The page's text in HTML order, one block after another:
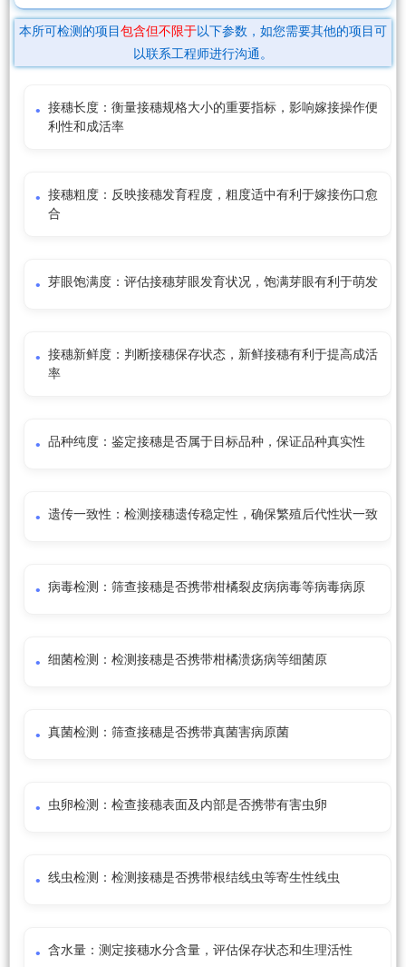
本所可检测的项目 包含但不限于以下参数，如您需要其他的项目可
以联系工程师进行沟通。
接穗长度：衡量接穗规格大小的重要指标，影响嫁接操作便
利性和成活率
接穗粗度：反映接穗发育程度，粗度适中有利于嫁接伤口愈
合
芽眼饱满度：评估接穗芽眼发育状况，饱满芽眼有利于萌发
接穗新鲜度：判断接穗保存状态，新鲜接穗有利于提高成活
率
品种纯度：鉴定接穗是否属于目标品种，保证品种真实性
遗传一致性：检测接穗遗传稳定性，确保繁殖后代性状一致
病毒检测：筛查接穗是否携带柑橘裂皮病病毒等病毒病原
细菌检测：检测接穗是否携带柑橘溃疡病等细菌原
真菌检测：筛查接穗是否携带真菌害病原菌
虫卵检测：检查接穗表面及内部是否携带有害虫卵
线虫检测：检测接穗是否携带根结线虫等寄生性线虫
含水量：测定接穗水分含量，评估保存状态和生理活性